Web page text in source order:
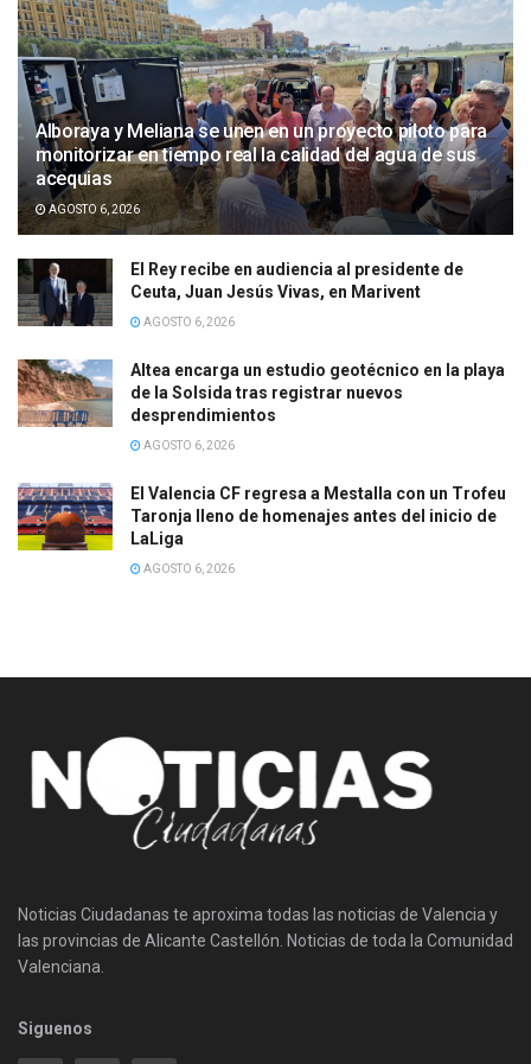
Alboraya y Meliana se unen en un proyecto piloto para
monitorizar en tiempo real la calidad del agua de sus
acequias
AGOSTO 6, 2026
El Rey recibe en audiencia al presidente de
Ceuta, Juan Jesús Vivas, en Marivent
AGOSTO 6, 2026
Altea encarga un estudio geotécnico en la playa
de la Solsida tras registrar nuevos
desprendimientos
AGOSTO 6, 2026
El Valencia CF regresa a Mestalla con un Trofeu
Taronja lleno de homenajes antes del inicio de
LaLiga
AGOSTO 6, 2026
Noticias Ciudadanas te aproxima todas las noticias de Valencia y
las provincias de Alicante Castellón. Noticias de toda la Comunidad
Valenciana.
Siguenos